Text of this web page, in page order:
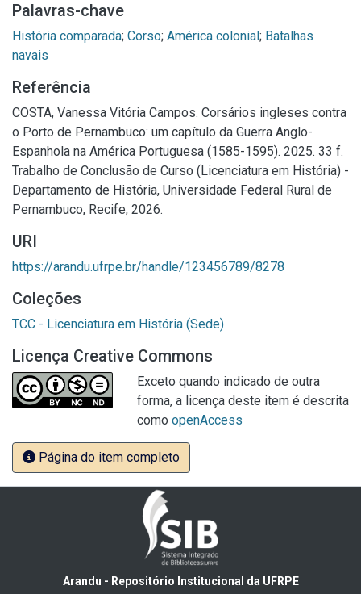
Palavras-chave
História comparada; Corso; América colonial; Batalhas
navais
Referência
COSTA, Vanessa Vitória Campos. Corsários ingleses contra
o Porto de Pernambuco: um capítulo da Guerra Anglo-
Espanhola na América Portuguesa (1585-1595). 2025. 33 f.
Trabalho de Conclusão de Curso (Licenciatura em História) -
Departamento de História, Universidade Federal Rural de
Pernambuco, Recife, 2026.
URI
https://arandu.ufrpe.br/handle/123456789/8278
Coleções
TCC - Licenciatura em História (Sede)
Licença Creative Commons
Exceto quando indicado de outra
forma, a licença deste item é descrita
como openAccess
Página do item completo
Arandu - Repositório Institucional da UFRPE